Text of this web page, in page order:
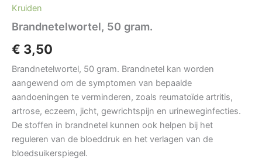
Kruiden
Brandnetelwortel, 50 gram.
€ 3,50
Brandnetelwortel, 50 gram. Brandnetel kan worden
aangewend om de symptomen van bepaalde
aandoeningen te verminderen, zoals reumatoïde artritis,
artrose, eczeem, jicht, gewrichtspijn en urineweginfecties.
De stoffen in brandnetel kunnen ook helpen bij het
reguleren van de bloeddruk en het verlagen van de
bloedsuikerspiegel.
aantal